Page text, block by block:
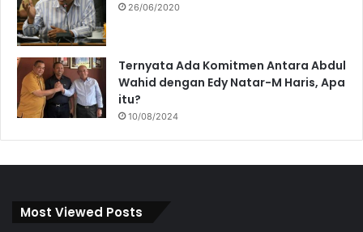
26/06/2020
Ternyata Ada Komitmen Antara Abdul
Wahid dengan Edy Natar-M Haris, Apa
itu?
10/08/2024
Most Viewed Posts